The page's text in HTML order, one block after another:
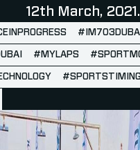
12th March, 2021.
#IM703DUBAI
#MYLAPS